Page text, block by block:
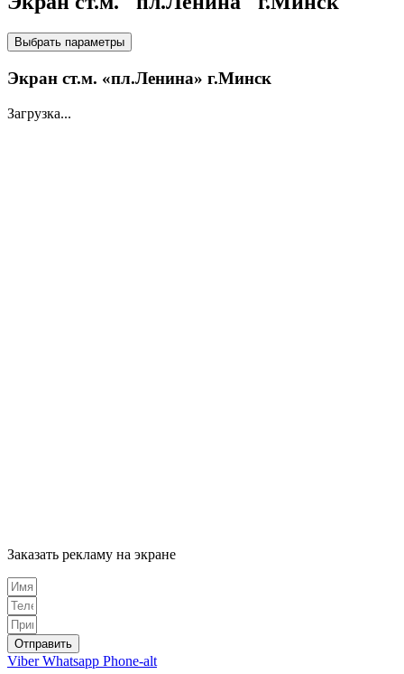
НА LED ЭКРАНАХ
Выбрать параметры
Экран ст.м. «пл.Ленина» г.Минск
Загрузка...
Заказать рекламу на экране
Отправить
Viber Whatsapp Phone-alt